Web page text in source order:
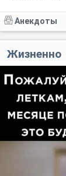
Анекдоты
Жизненно